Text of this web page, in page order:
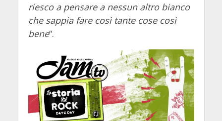
riesco a pensare a nessun altro bianco
che sappia fare così tante cose così
bene“.